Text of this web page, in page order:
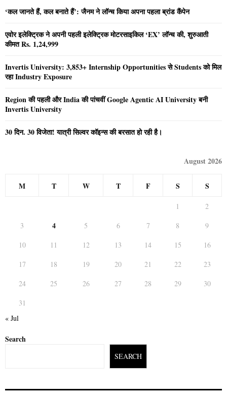
‘कल जानते हैं, कल बनाते हैं’: जैनम ने लॉन्च किया अपना पहला ब्रांड कैंपेन
एवोर इलेक्ट्रिक ने अपनी पहली इलेक्ट्रिक मोटरसाइकिल ‘EX’ लॉन्च की, शुरुआती
कीमत Rs. 1,24,999
Invertis University: 3,853+ Internship Opportunities से Students को मिल
रहा Industry Exposure
Region की पहली और India की पांचवीं Google Agentic AI University बनी
Invertis University
30 दिन. 30 विजेता! यात्री सिल्वर कॉइन्स की बरसात हो रही है।
August 2026
M T W T F S S
1
2
3
4 5 6 7 8
9
10
11 12 13 14 15
16
17
18 19 20 21 22
23
24
25 26 27 28 29
30
31
« Jul
Search
SEARCH